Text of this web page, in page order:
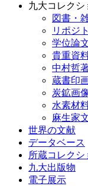
九大コレクシ
図書・
リポジ
学位論
貴重資
中村哲
蔵書印
炭鉱画
水素材
麻生家
世界の文献
データベース
所蔵コレクシ
九大出版物
電子展示